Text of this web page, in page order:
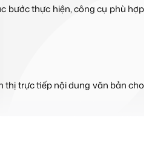
bước thực hiện, công cụ phù hợp
thị trực tiếp nội dung văn bản cho